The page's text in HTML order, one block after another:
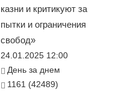
казни и критикуют за
пытки и ограничения
свобод»
24.01.2025 12:00
День за днем
1161 (42489)